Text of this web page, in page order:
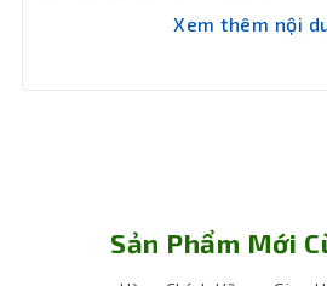
Độ ẩm lưu
10% đến 90%,
trong nhiều điều kiện khác nhau.
Xem thêm nội
Sản Phẩm Mới